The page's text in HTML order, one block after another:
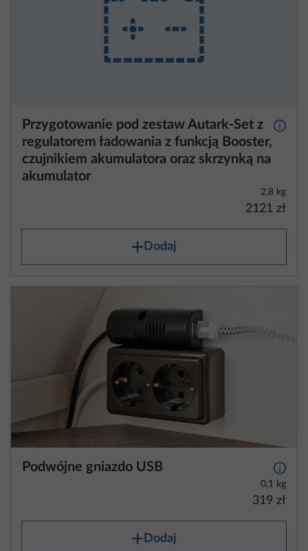
Przygotowanie pod zestaw Autark-Set z
regulatorem ładowania z funkcją Booster,
czujnikiem akumulatora oraz skrzynką na
akumulator
2,8 kg
2121 zł
Dodaj
Podwójne gniazdo USB
0,1 kg
319 zł
Dodaj